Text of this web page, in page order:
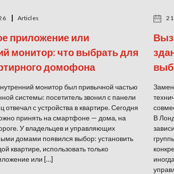
Articles
приложение или
монитор: что выбрать для
домофона
монитор был привычной частью
системы: посетитель звонил с панели
отвечал с устройства в квартире. Сегодня
принять на смартфоне — дома, на
У владельцев и управляющих
домами появился выбор: установить
квартире, использовать только
или […]
В